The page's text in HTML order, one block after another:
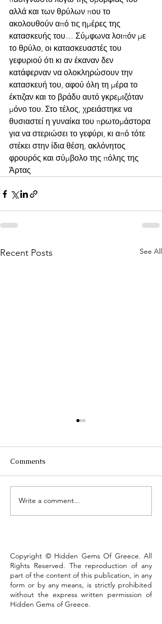
αλλά και των θρύλων που το
ακολουθούν από τις ημέρες της
κατασκευής του… Σύμφωνα λοιπόν με
το θρύλο, οι κατασκευαστές του
γεφυριού ότι κι αν έκαναν δεν
κατάφερναν να ολοκληρώσουν την
κατασκευή του, αφού όλη τη μέρα το
έκτιζαν και το βράδυ αυτό γκρεμιζόταν
μόνο του. Στο τέλος, χρειάστηκε να
θυσιαστεί η γυναίκα του πρωτομάστορα
για να στεριώσει το γεφύρι, κι από τότε
στέκει στην ίδια θέση, ακλόνητος
φρουρός και σύμβολο της πόλης της
Άρτας
Recent Posts See All
Lake Kastoria, the walk
that defines the town
Comments
Write a comment...
Copyright © Hidden Gems Of Greece. All
Rights Reserved. The reproduction of any
part of the content of this publication, in any
form or by any means, is strictly prohibited
without the express written permission of
Hidden Gems of Greece.